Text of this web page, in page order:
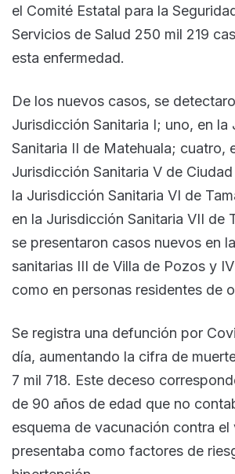
el Comité Estatal para la
Servicios de Salud 250 mil 219
esta enfermedad.
De los nuevos casos, se
Jurisdicción Sanitaria I; uno, en la
Sanitaria II de Matehuala; cuatro,
Jurisdicción Sanitaria V de
la Jurisdicción Sanitaria VI de
en la Jurisdicción Sanitaria VII de
se presentaron casos nuevos en
sanitarias III de Villa de Pozos y
como en personas residentes de
Se registra una defunción por
día, aumentando la cifra de
7 mil 718. Este deceso
de 90 años de edad que no
esquema de vacunación contra el
presentaba como factores de